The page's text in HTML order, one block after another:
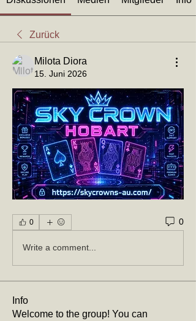
Zurück
Milota Diora
15. Juni 2026
0 0
Write a comment...
Info
Welcome to the group! You can